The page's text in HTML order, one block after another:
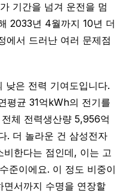
기간을 넘겨 운전을 멈
2033년 4월까지 10년 더
에서 드러난 여러 문제점
낮은 전력 기여도입니다.
평균 31억kWh의 전기를
체 전력생산량 5,956억
. 더 놀라운 건 삼성전자
한다는 점인데, 이는 고
준이에요. 이 정도 비중이
서까지 수명을 연장할